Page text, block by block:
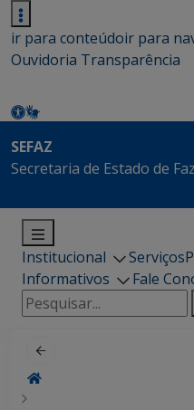
ir para conteúdoir para
Ouvidoria Transparência
SEFAZ
Secretaria de Estado de
Institucional Serviços
Informativos
Fale
Pesquisar
por: